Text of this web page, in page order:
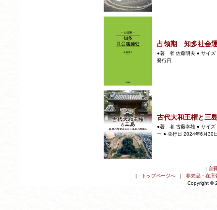
占領期 知多社会
●著 者 佐藤明夫 ● サイズ
発行日 ...
古代大和王権と三
●著 者 古藤幸雄 ● サイズ
ー ● 発行日 2024年6月30
自
トップページへ｜ 非売品・在庫
Copyright ©